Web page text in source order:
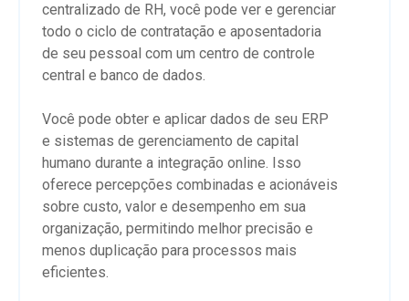
centralizado de RH, você pode ver e gerenciar
todo o ciclo de contratação e aposentadoria
de seu pessoal com um centro de controle
central e banco de dados.
Você pode obter e aplicar dados de seu ERP
e sistemas de gerenciamento de capital
humano durante a integração online. Isso
oferece percepções combinadas e acionáveis
​​sobre custo, valor e desempenho em sua
organização, permitindo melhor precisão e
menos duplicação para processos mais
eficientes.